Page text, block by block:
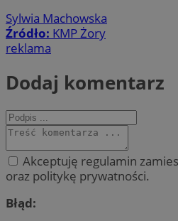
Sylwia Machowska
Źródło: KMP Żory
reklama
Dodaj komentarz
Akceptuję regulamin
oraz politykę prywatności.
Błąd: